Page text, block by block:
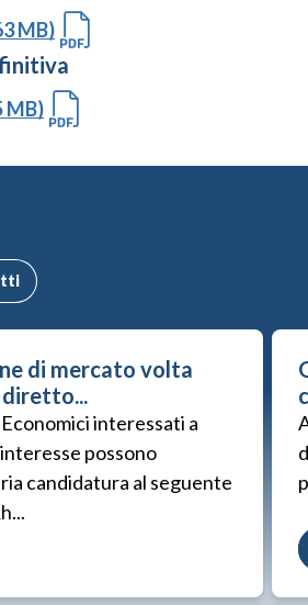
MB)
MB)
di mercato volta
interessati a
possono
candidatura al seguente